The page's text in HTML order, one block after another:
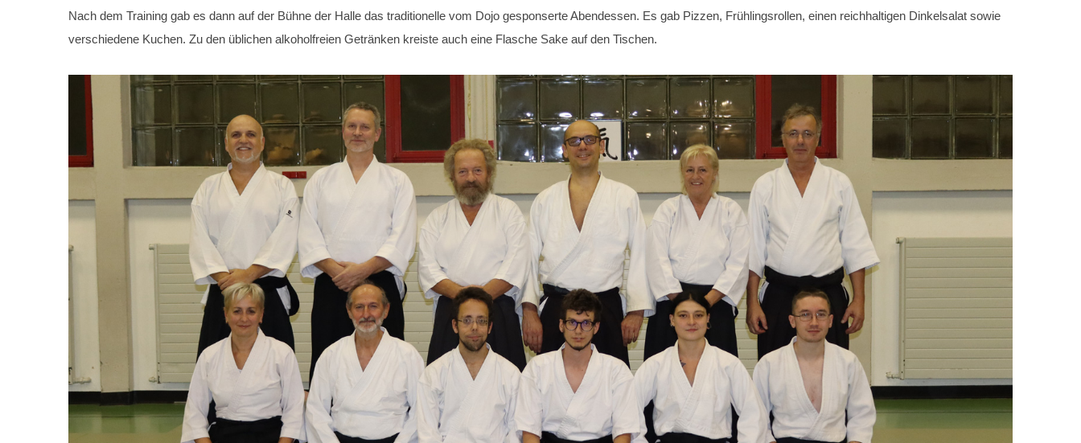
Nach dem Training gab es dann auf der Bühne der Halle das traditionelle vom Dojo gesponserte Abendessen. Es gab Pizzen, Frühlingsrollen, einen reichhaltigen Dinkelsalat sowie
verschiedene Kuchen. Zu den üblichen alkoholfreien Getränken kreiste auch eine Flasche Sake auf den Tischen.